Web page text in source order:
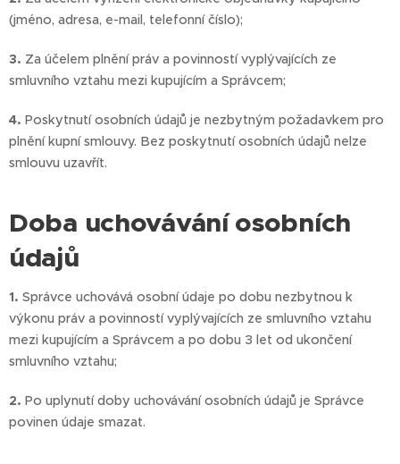
(jméno, adresa, e-mail, telefonní číslo);
3. Za účelem plnění práv a povinností vyplývajících ze
smluvního vztahu mezi kupujícím a Správcem;
4. Poskytnutí osobních údajů je nezbytným požadavkem pro
plnění kupní smlouvy. Bez poskytnutí osobních údajů nelze
smlouvu uzavřít.
Doba uchovávání osobních
údajů
1. Správce uchovává osobní údaje po dobu nezbytnou k
výkonu práv a povinností vyplývajících ze smluvního vztahu
mezi kupujícím a Správcem a po dobu 3 let od ukončení
smluvního vztahu;
2. Po uplynutí doby uchovávání osobních údajů je Správce
povinen údaje smazat.